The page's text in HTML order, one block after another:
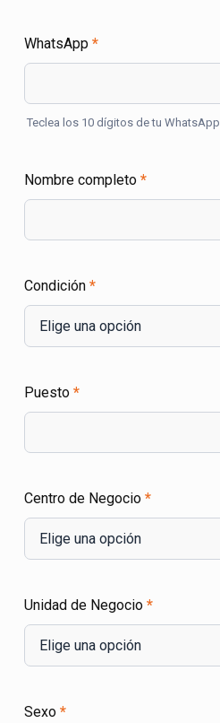
WhatsApp *
Teclea los 10 dígitos de tu WhatsApp.
Nombre completo *
Condición *
Puesto *
Centro de Negocio *
Unidad de Negocio *
Sexo *